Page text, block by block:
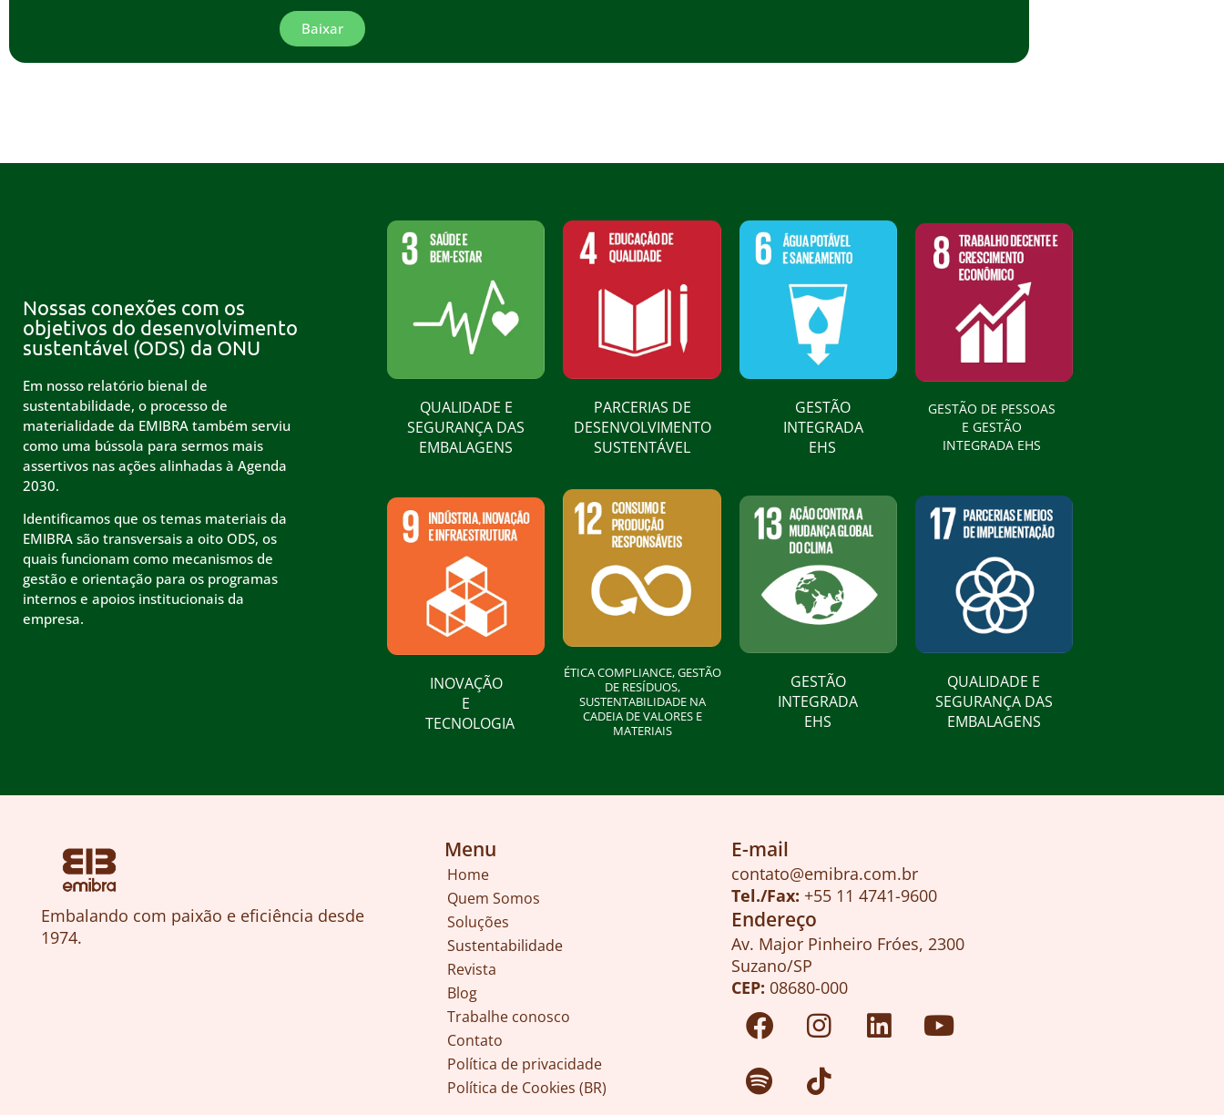
Baixar
Nossas conexões com os
objetivos do desenvolvimento
sustentável (ODS) da ONU
Em nosso relatório bienal de
sustentabilidade, o processo de
materialidade da EMIBRA também serviu
como uma bússola para sermos mais
assertivos nas ações alinhadas à Agenda
2030.
Identificamos que os temas materiais da
EMIBRA são transversais a oito ODS, os
quais funcionam como mecanismos de
gestão e orientação para os programas
internos e apoios institucionais da
empresa.
QUALIDADE E
SEGURANÇA DAS
EMBALAGENS
PARCERIAS DE
DESENVOLVIMENTO
SUSTENTÁVEL
GESTÃO
INTEGRADA
EHS​
GESTÃO DE PESSOAS
E GESTÃO
INTEGRADA EHS
INOVAÇÃO
E
TECNOLOGIA
ÉTICA COMPLIANCE, GESTÃO
DE RESÍDUOS,
SUSTENTABILIDADE NA
CADEIA DE VALORES E
MATERIAIS
GESTÃO
INTEGRADA
EHS​
QUALIDADE E
SEGURANÇA DAS
EMBALAGENS
Embalando com paixão e eficiência desde
1974.
Menu
Home
Quem Somos
Soluções
Sustentabilidade
Revista
Blog
Trabalhe conosco
Contato
Política de privacidade
Política de Cookies (BR)
E-mail
contato@emibra.com.br
Tel./Fax: +55 11 4741-9600
Endereço
Av. Major Pinheiro Fróes, 2300
Suzano/SP
CEP: 08680-000